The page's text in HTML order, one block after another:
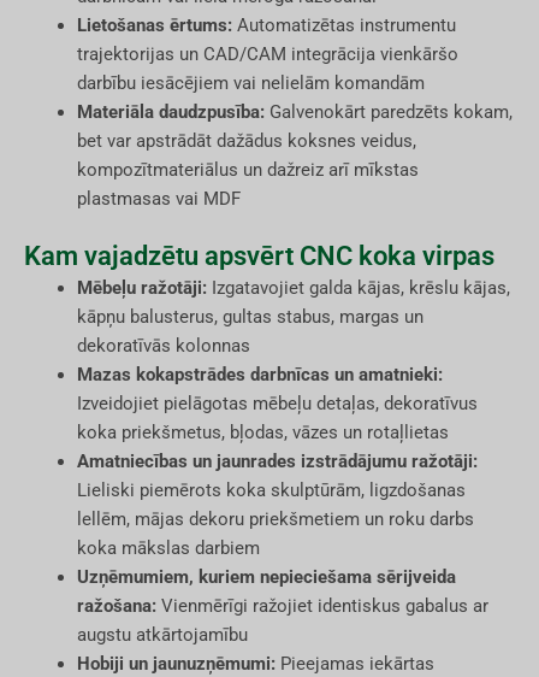
Lietošanas ērtums:Automatizētas instrumentu
trajektorijas un CAD/CAM integrācija vienkāršo
darbību iesācējiem vai nelielām komandām
Materiāla daudzpusība:Galvenokārt paredzēts kokam,
bet var apstrādāt dažādus koksnes veidus,
kompozītmateriālus un dažreiz arī mīkstas
plastmasas vai MDF
Kam vajadzētu apsvērt CNC koka virpas
Mēbeļu ražotāji:Izgatavojiet galda kājas, krēslu kājas,
kāpņu balusterus, gultas stabus, margas un
dekoratīvās kolonnas
Mazas kokapstrādes darbnīcas un amatnieki:
Izveidojiet pielāgotas mēbeļu detaļas, dekoratīvus
koka priekšmetus, bļodas, vāzes un rotaļlietas
Amatniecības un jaunrades izstrādājumu ražotāji:
Lieliski piemērots koka skulptūrām, ligzdošanas
lellēm, mājas dekoru priekšmetiem un roku darbs
koka mākslas darbiem
Uzņēmumiem, kuriem nepieciešama sērijveida
ražošana:Vienmērīgi ražojiet identiskus gabalus ar
augstu atkārtojamību
Hobiji un jaunuzņēmumi:Pieejamas iekārtas